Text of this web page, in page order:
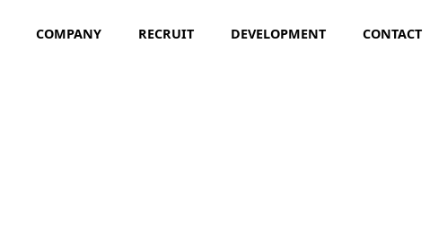
COMPANY RECRUIT DEVELOPMENT CONTACT